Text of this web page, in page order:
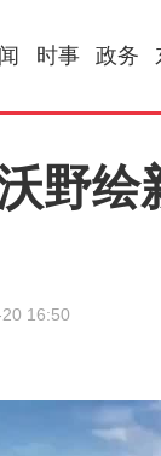
时事 政务
野绘
16:50